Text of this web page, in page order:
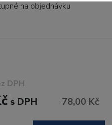
na objednávku
DPH
s DPH 78,00 Kč